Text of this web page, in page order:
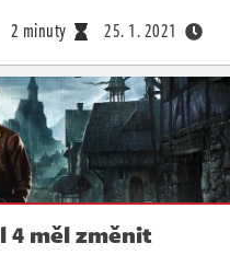
2 minuty 25. 1. 2021
4 měl změnit